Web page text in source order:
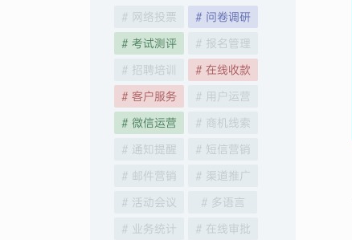
# 网络投票
# 问卷调研
# 考试测评
# 报名管理
# 招聘培训
# 在线收款
# 客户服务
# 用户运营
# 微信运营
# 商机线索
# 通知提醒
# 短信营销
# 邮件营销
# 渠道推广
# 活动会议
# 多语言
# 业务统计
# 在线审批